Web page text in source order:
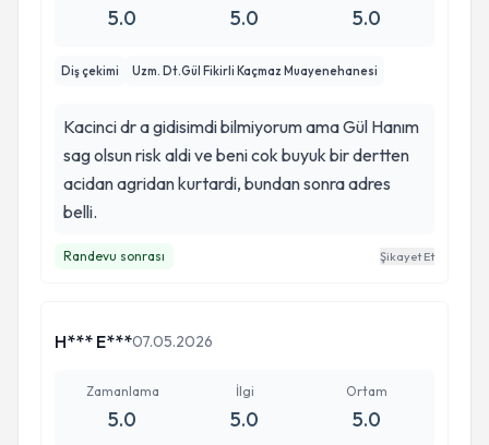
5.0 5.0 5.0
Diş çekimi Uzm. Dt.Gül Fikirli Kaçmaz Muayenehanesi
Kacinci dr a gidisimdi bilmiyorum ama Gül Hanım
sag olsun risk aldi ve beni cok buyuk bir dertten
acidan agridan kurtardi, bundan sonra adres
belli.
Randevu sonrası Şikayet Et
H*** E***07.05.2026
Zamanlama
5.0
İlgi
5.0
Ortam
5.0